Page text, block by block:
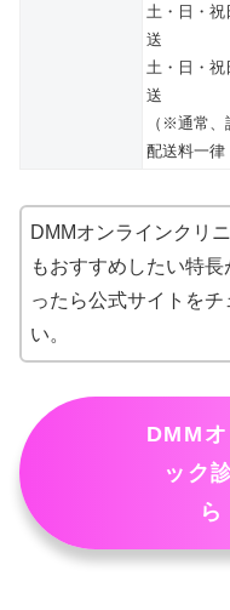
土・日・
送
土・日・
送
（※通常、
配送料一律
DMMオンラインクリ
もおすすめしたい特
ったら公式サイトを
い。
DMM
ック